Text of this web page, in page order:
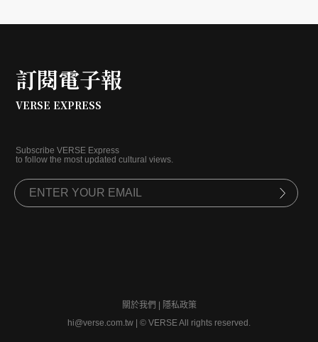
訂閱電子報
VERSE EXPRESS
Subscribe VERSE Express
to follow the most updated cultural views.
關於我們
隱私政策
hi@verse.com.tw
© VERSE All rights reserved.